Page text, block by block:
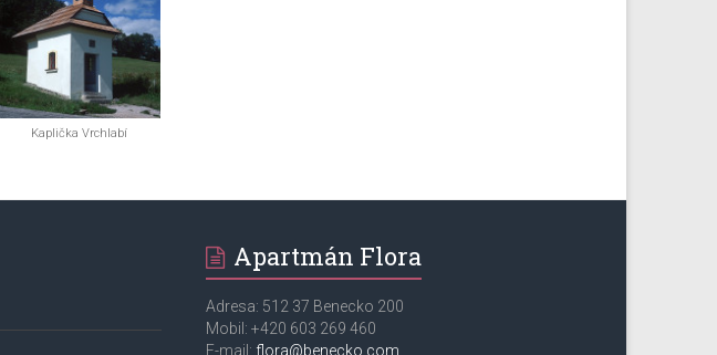
Kaplička Vrchlabí
Apartmán Flora
Adresa: 512 37 Benecko 200
Mobil: +420 603 269 460
E-mail: flora@benecko.com